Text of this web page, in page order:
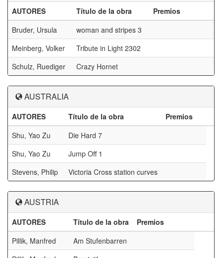
AUTORES Título de la obra
Premios
Bruder, Ursula
woman and stripes 3
Meinberg, Volker
Tribute in Light 2302
Schulz, Ruediger
Crazy Hornet
AUSTRALIA
AUTORES Título de la obra
Premios
Shu, Yao Zu
Die Hard 7
Shu, Yao Zu
Jump Off 1
Stevens, Philip
Victoria Cross station curves
AUSTRIA
AUTORES Título de la obra
Premios
Pillik, Manfred
Am Stufenbarren